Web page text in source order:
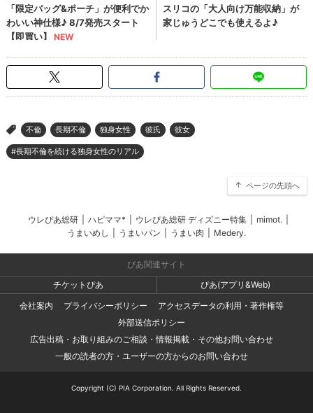
> 不倫 長期不倫 独身女性 彼氏 彼女
#長期不倫を続ける独身女性のリアル
ページの先頭へ
ウレぴあ総研 ハピママ* ウレぴあ総研 ディズニー特集 mimot.
うまいめし
うまいパン うまい肉 Medery.
ぴあ関連サイト
チケットぴあ
ぴあ(アプリ&Web)
会社案内
プライバシーポリシー
アクセスデータの利用・著作権等
外部送信ポリシー
広告出稿・お取り組みのご相談・情報掲載・その他お問い合わせ
一般の読者の方・ユーザーの方からのお問い合わせ
Copyright (C) PIA Corporation. All Rights Reserved.